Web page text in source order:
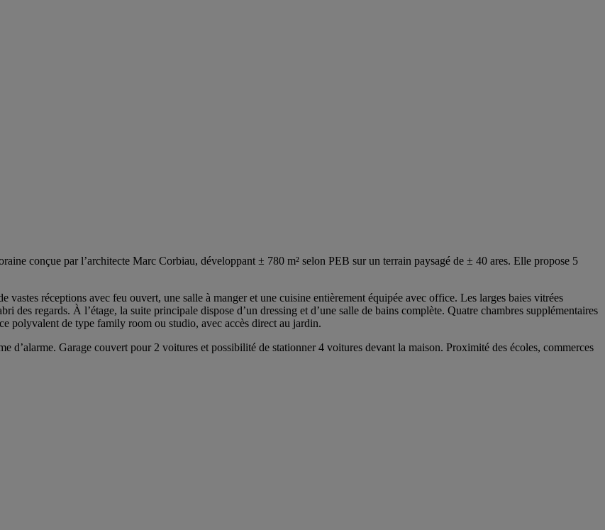
conçue par l’architecte Marc Corbiau, développant ± 780 m² selon PEB sur un terrain paysagé de ± 40 ares. Elle propose 5
réceptions avec feu ouvert, une salle à manger et une cuisine entièrement équipée avec office. Les larges baies vitrées
des regards. À l’étage, la suite principale dispose d’un dressing et d’une salle de bains complète. Quatre chambres supplémentaires
polyvalent de type family room ou studio, avec accès direct au jardin.
d’alarme. Garage couvert pour 2 voitures et possibilité de stationner 4 voitures devant la maison. Proximité des écoles, commerces